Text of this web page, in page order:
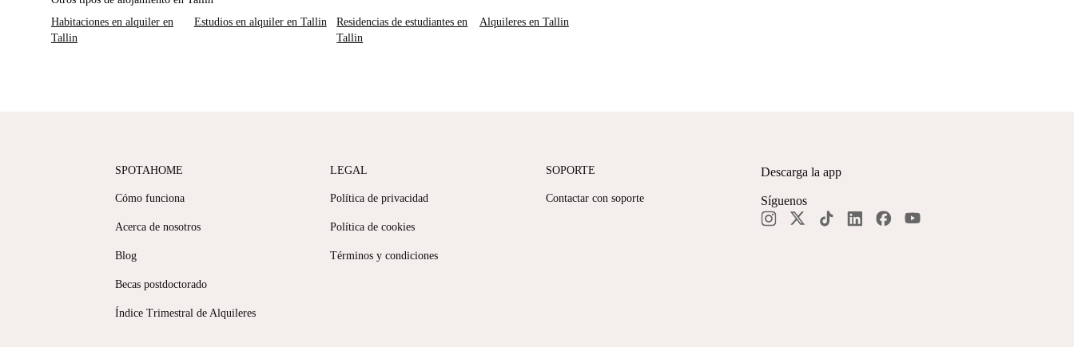
Habitaciones en alquiler en
Tallin
Estudios en alquiler en Tallin
Residencias de estudiantes en
Tallin
Alquileres en Tallin
SPOTAHOME
Cómo funciona
Acerca de nosotros
Blog
Becas postdoctorado
Índice Trimestral de Alquileres
LEGAL
Política de privacidad
Política de cookies
Términos y condiciones
SOPORTE
Contactar con soporte
Descarga la app
Síguenos